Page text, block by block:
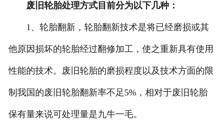
废旧轮胎处理方式目前分为以下几种：
1、轮胎翻新，轮胎翻新技术是将已经磨损或其
他原因损坏的轮胎经过翻修加工，使之重新具有使用
性能的技术。废旧轮胎的磨损程度以及技术方面的限
制我国的废旧轮胎翻新率不足5%，相对于废旧轮胎
保有量来说可处理量是九牛一毛。